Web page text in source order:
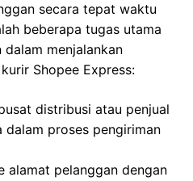
secara tepat waktu
beberapa tugas utama
menjalankan
Shopee Express:
distribusi atau penjual
proses pengiriman
alamat pelanggan dengan